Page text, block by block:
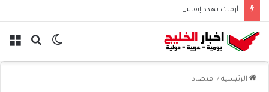
أزمات تهدد إنفانتينو قبل انتخابات الفيفا 2027
بحث الوضع
الرئيسية / اقتصاد